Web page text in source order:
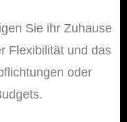
Sie ihr Zuhause
Flexibilität und das
oder